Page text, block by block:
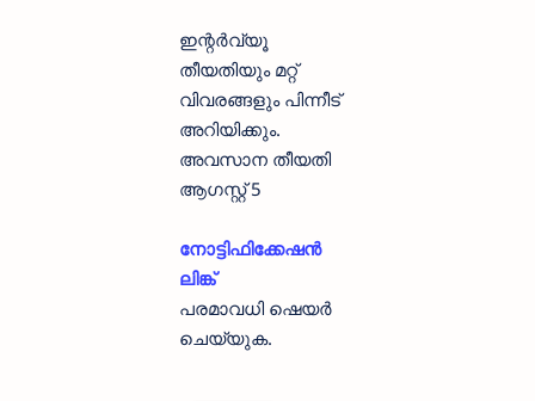
ഇന്റര്‍വ്യൂ
തീയതിയും മറ്റ്
വിവരങ്ങളും പിന്നീട്
അറിയിക്കും.
അവസാന തീയതി
ആഗസ്റ്റ് 5
നോട്ടിഫിക്കേഷൻ
ലിങ്ക്
പരമാവധി ഷെയർ
ചെയ്യുക.